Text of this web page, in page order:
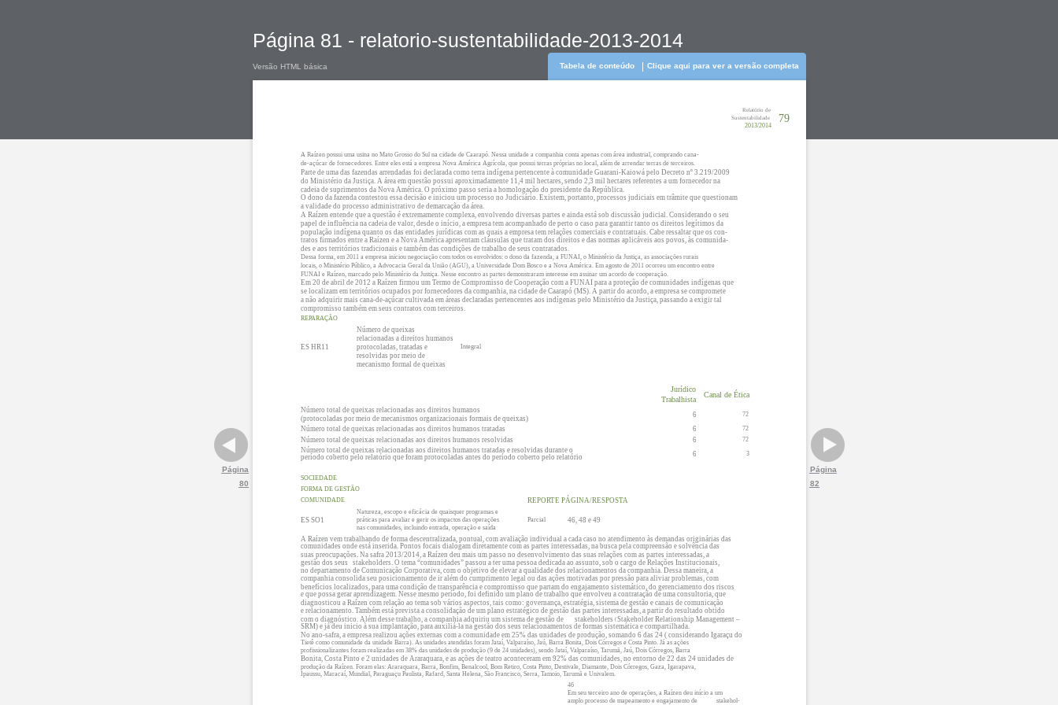
Página 81 - relatorio-sustentabilidade-2013-2014
Versão HTML básica Clique aqui para ver a versão completa
Tabela de conteúdo
Página
80
Página
82
79
Relatório de
Sustentabilidade
2013/2014
A Raízen possui uma usina no Mato Grosso do Sul na cidade de Caarapó. Nessa unidade a companhia conta apenas com área industrial, comprando cana-
de-açúcar de fornecedores. Entre eles está a empresa Nova América Agrícola, que possui terras próprias no local, além de arrendar terras de terceiros.
Parte de uma das fazendas arrendadas foi declarada como terra indígena pertencente à comunidade Guarani-Kaiowá pelo Decreto nº 3.219/2009
do Ministério da Justiça. A área em questão possui aproximadamente 11,4 mil hectares, sendo 2,3 mil hectares referentes a um fornecedor na
cadeia de suprimentos da Nova América. O próximo passo seria a homologação do presidente da República.
O dono da fazenda contestou essa decisão e iniciou um processo no Judiciário. Existem, portanto, processos judiciais em trâmite que questionam
a validade do processo administrativo de demarcação da área.
A Raízen entende que a questão é extremamente complexa, envolvendo diversas partes e ainda está sob discussão judicial. Considerando o seu
papel de influência na cadeia de valor, desde o início, a empresa tem acompanhado de perto o caso para garantir tanto os direitos legítimos da
população indígena quanto os das entidades jurídicas com as quais a empresa tem relações comerciais e contratuais. Cabe ressaltar que os con-
tratos firmados entre a Raízen e a Nova América apresentam cláusulas que tratam dos direitos e das normas aplicáveis aos povos, às comunida-
des e aos territórios tradicionais e também das condições de trabalho de seus contratados.
Dessa forma, em 2011 a empresa iniciou negociação com todos os envolvidos: o dono da fazenda, a FUNAI, o Ministério da Justiça, as associações rurais
locais, o Ministério Público, a Advocacia Geral da União (AGU), a Universidade Dom Bosco e a Nova América. Em agosto de 2011 ocorreu um encontro entre
FUNAI e Raízen, marcado pelo Ministério da Justiça. Nesse encontro as partes demonstraram interesse em assinar um acordo de cooperação.
Em 20 de abril de 2012 a Raízen firmou um Termo de Compromisso de Cooperação com a FUNAI para a proteção de comunidades indígenas que
se localizam em territórios ocupados por fornecedores da companhia, na cidade de Caarapó (MS). A partir do acordo, a empresa se compromete
a não adquirir mais cana-de-açúcar cultivada em áreas declaradas pertencentes aos indígenas pelo Ministério da Justiça, passando a exigir tal
compromisso também em seus contratos com terceiros.
REPARAÇÃO
ES HR11
Número de queixas
relacionadas a direitos humanos
protocoladas, tratadas e
resolvidas por meio de
mecanismo formal de queixas
Integral
Jurídico
Trabalhista
Canal de Ética
Número total de queixas relacionadas aos direitos humanos
(protocoladas por meio de mecanismos organizacionais formais de queixas)
6 72
Número total de queixas relacionadas aos direitos humanos tratadas 6 72
Número total de queixas relacionadas aos direitos humanos resolvidas 6 72
Número total de queixas relacionadas aos direitos humanos tratadas e resolvidas durante o
período coberto pelo relatório que foram protocoladas antes do período coberto pelo relatório
6 3
SOCIEDADE
FORMA DE GESTÃO
COMUNIDADE
REPORTE PÁGINA/RESPOSTA
ES SO1
Natureza, escopo e eficácia de quaisquer programas e
práticas para avaliar e gerir os impactos das operações
nas comunidades, incluindo entrada, operação e saída
Parcial 46, 48 e 49
A Raízen vem trabalhando de forma descentralizada, pontual, com avaliação individual a cada caso no atendimento às demandas originárias das
comunidades onde está inserida. Pontos focais dialogam diretamente com as partes interessadas, na busca pela compreensão e solvência das
suas preocupações. Na safra 2013/2014, a Raízen deu mais um passo no desenvolvimento das suas relações com as partes interessadas, a
gestão dos seus
stakeholders . O tema “comunidades” passou a ter uma pessoa dedicada ao assunto, sob o cargo de Relações Institucionais,
no departamento de Comunicação Corporativa, com o objetivo de elevar a qualidade dos relacionamentos da companhia. Dessa maneira, a
companhia consolida seu posicionamento de ir além do cumprimento legal ou das ações motivadas por pressão para aliviar problemas, com
benefícios localizados, para uma condição de transparência e compromisso que partam do engajamento sistemático, do gerenciamento dos riscos
e que possa gerar aprendizagem. Nesse mesmo período, foi definido um plano de trabalho que envolveu a contratação de uma consultoria, que
diagnosticou a Raízen com relação ao tema sob vários aspectos, tais como: governança, estratégia, sistema de gestão e canais de comunicação
e relacionamento. Também está prevista a consolidação de um plano estratégico de gestão das partes interessadas, a partir do resultado obtido
com o diagnóstico. Além desse trabalho, a companhia adquiriu um sistema de gestão de
stakeholders (Stakeholder Relationship Management –
SRM) e já deu inicio à sua implantação, para auxiliá-la na gestão dos seus relacionamentos de formas sistemática e compartilhada.
No ano-safra, a empresa realizou ações externas com a comunidade em 25% das unidades de produção, somando 6 das 24 ( considerando Igaraçu do
Tietê como comunidade da unidade Barra). As unidades atendidas foram Jataí, Valparaíso, Jaú, Barra Bonita, Dois Córregos e Costa Pinto. Já as ações
profissionalizantes foram realizadas em 38% das unidades de produção (9 de 24 unidades), sendo Jataí, Valparaíso, Tarumã, Jaú, Dois Córregos, Barra
Bonita, Costa Pinto e 2 unidades de Araraquara, e as ações de teatro aconteceram em 92% das comunidades, no entorno de 22 das 24 unidades de
produção da Raízen. Foram elas: Araraquara, Barra, Bonfim, Benalcool, Bom Retiro, Costa Pinto, Destivale, Diamante, Dois Córregos, Gaza, Igarapava,
Ipaussu, Maracaí, Mundial, Paraguaçu Paulista, Rafard, Santa Helena, São Francisco, Serra, Tamoio, Tarumã e Univalem.
46
Em seu terceiro ano de operações, a Raízen deu início a um
amplo processo de mapeamento e engajamento de
stakehol-